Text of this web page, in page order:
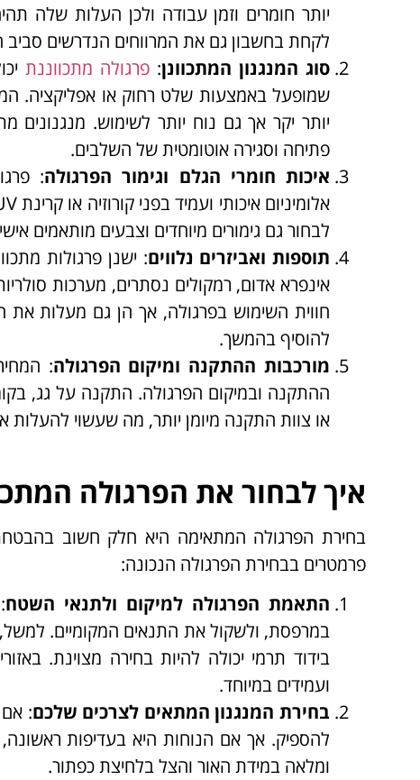
יותר חומרים וזמן עבודה ולכן העלות שלה
לקחת בחשבון גם את המרווחים הנדרשים סביב
סוג המנגנון המתכוונן:פרגולה מתכווננת
שמופעל באמצעות שלט רחוק או אפליקציה.
יותר יקר אך גם נוח יותר לשימוש.
פתיחה וסגירה אוטומטית של השלבים.
איכות חומרי הגלם וגימור הפרגולה:
לבחור גם גימורים מיוחדים וצבעים מותאמים
תוספות ואביזרים נלווים: ישנן פרגולות
אינפרא אדום, רמקולים נסתרים, מערכות
חווית השימוש בפרגולה, אך הן גם מעלות את
להוסיף בהמשך.
מורכבות ההתקנה ומיקום הפרגולה:
ההתקנה ובמיקום הפרגולה. התקנה על גג,
או צוות התקנה מיומן יותר, מה שעשוי להעלות
איך לבחור את הפרגולה
בחירת הפרגולה המתאימה היא חלק חשוב
פרמטרים בבחירת הפרגולה הנכונה:
התאמת הפרגולה למיקום ולתנאי השטח
במרפסת, ולשקול את התנאים המקומיים.
בידוד תרמי יכולה להיות בחירה מצוינת.
ועמידים במיוחד.
בחירת המנגנון המתאים לצרכים שלכם: אם
להספיק. אך אם הנוחות היא בעדיפות
ומלאה במידת האור והצל בלחיצת כפתור.